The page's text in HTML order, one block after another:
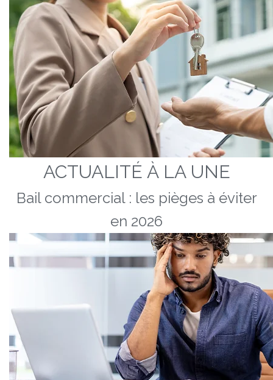
ACTUALITÉ À LA UNE
Bail commercial : les pièges à éviter
en 2026